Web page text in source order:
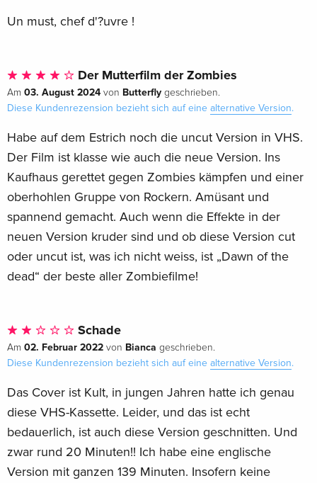
Standard Edition
Französisch
Blu-ray + 3 DVDs + Buch
Französisch
Italienisch
Un must, chef d'?uvre !
Der Mutterfilm der Zombies
Am 03. August 2024 von Butterfly geschrieben.
Diese Kundenrezension bezieht sich auf eine alternative Version.
Habe auf dem Estrich noch die uncut Version in VHS.
Der Film ist klasse wie auch die neue Version. Ins
Kaufhaus gerettet gegen Zombies kämpfen und einer
oberhohlen Gruppe von Rockern. Amüsant und
spannend gemacht. Auch wenn die Effekte in der
neuen Version kruder sind und ob diese Version cut
oder uncut ist, was ich nicht weiss, ist „Dawn of the
dead“ der beste aller Zombiefilme!
Schade
Am 02. Februar 2022 von Bianca geschrieben.
Diese Kundenrezension bezieht sich auf eine alternative Version.
Das Cover ist Kult, in jungen Jahren hatte ich genau
diese VHS-Kassette. Leider, und das ist echt
bedauerlich, ist auch diese Version geschnitten. Und
zwar rund 20 Minuten!! Ich habe eine englische
Version mit ganzen 139 Minuten. Insofern keine